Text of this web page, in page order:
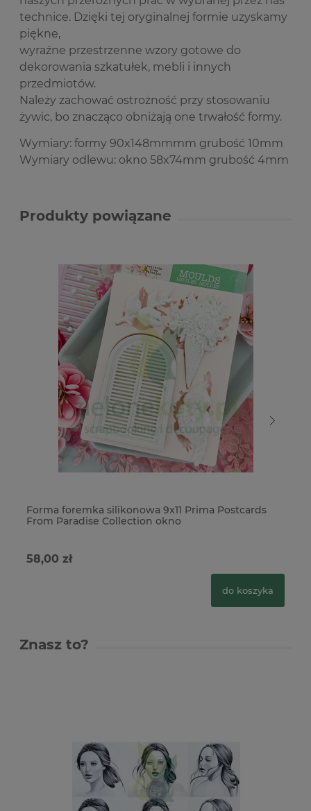
technice. Dzięki tej oryginalnej formie uzyskamy
piękne,
wyraźne przestrzenne wzory gotowe do
dekorowania szkatułek, mebli i innych
przedmiotów.
Należy zachować ostrożność przy stosowaniu
żywic, bo znacząco obniżają one trwałość formy.
Wymiary: formy 90x148mmmm grubość 10mm
Wymiary odlewu: okno 58x74mm grubość 4mm
Produkty powiązane
Forma foremka silikonowa 9x11 Prima Postcards
From Paradise Collection okno
58,00 zł
do koszyka
Znasz to?